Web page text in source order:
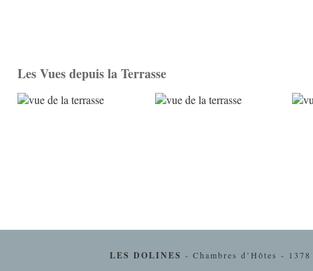
Les Vues depuis la Terrasse
LES DOLINES - Chambres d’Hôtes -